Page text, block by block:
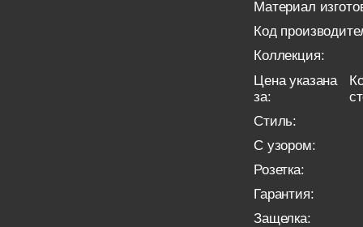
Материал
Код
Коллекция:
Цена указана
за:
Стиль:
С узором:
Розетка:
Гарантия:
Защелка: